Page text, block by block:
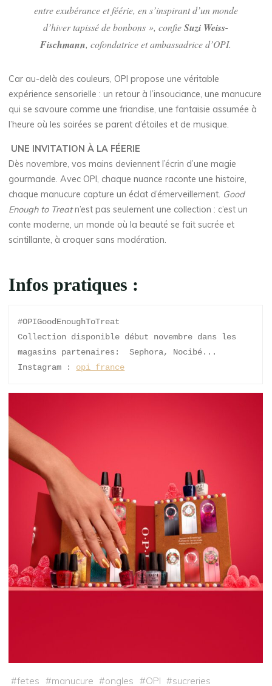
entre exubérance et féérie, en s’inspirant d’un monde
d’hiver tapissé de bonbons », confieSuzi Weiss-
Fischmann, cofondatrice et ambassadrice d’OPI.
Car au-delà des couleurs, OPI propose une véritable
expérience sensorielle : un retour à l’insouciance, une manucure
qui se savoure comme une friandise, une fantaisie assumée à
l’heure où les soirées se parent d’étoiles et de musique.
UNE INVITATION À LA FÉERIE
Dès novembre, vos mains deviennent l’écrin d’une magie
gourmande. Avec OPI, chaque nuance raconte une histoire,
chaque manucure capture un éclat d’émerveillement. Good
Enough to Treatn’est pas seulement une collection : c’est un
conte moderne, un monde où la beauté se fait sucrée et
scintillante, à croquer sans modération.
Infos pratiques :
#OPIGoodEnoughToTreat
Collection disponible début novembre dans les
magasins partenaires:  Sephora, Nocibé...
Instagram : opi_france
#fetes #manucure #ongles #OPI #sucreries